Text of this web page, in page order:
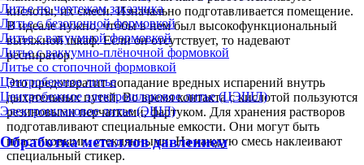
Литье по чертежам заказчика
Литье с безопочной формовкой
Литье с вакуумной формовкой
Литье с вакуумно-плёночной формовкой
Литье со стопочной формовкой
Центробежное литье
Центробежное электрошлаковое литье (ЦЭШЛ)
Электрошлаковое литье (ЭШЛ)
Обработка металлов давлением
кислоты, их смеси. Изначально подготавливается помещение.
В идеале нужно, чтобы в нем был высокофункциональный
вытяжной шкаф. Если он отсутствует, то надевают
респиратор.
Это предотвратит попадание вредных испарений внутрь
дыхательных путей. Во время контакта с кислотой пользуются
резиновыми перчатками, фартуком. Для хранения растворов
подготавливают специальные емкости. Они могут быть
пластиковыми, стеклянными. На каждую смесь наклеивают
специальный стикер.